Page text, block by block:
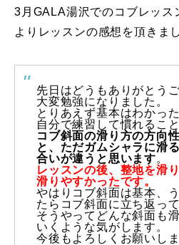
白馬五竜FA
初級1
初級2
中級1
中級2
特別講座
3月GALA湯沢でのコブレッス
よりレッスンの感想を頂きま
先日はどうもありがとう
大変勉強になりました。
とりあえず基本はわかっ
自分で練習して慣れること
コブ斜面の滑り方の方向
と、ただガムシャラに滑
合いが違うと思います。
レッスンの後、整地を滑
滑りやすかったです。
やはりコブ斜面は基本、
たらコブ斜面に立ち返っ
そうやってどんな斜面も
いくような気がします。
今後もよろしくお願いしま